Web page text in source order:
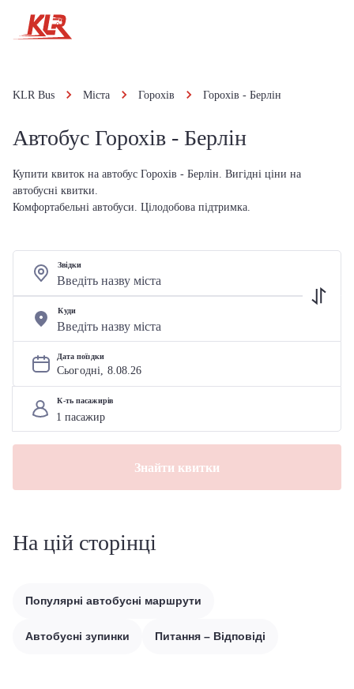
KLR Bus Міста Горохів Горохів - Берлін
Автобус Горохів - Берлін
Купити квиток на автобус Горохів - Берлін. Вигідні ціни на
автобусні квитки.
Комфортабельні автобуси. Цілодобова підтримка.
Звідки
Куди
Дата поїздки
Сьогодні, 8.08.26
К-ть пасажирів
Знайти квитки
На цій сторінці
Популярні автобусні маршрути
Автобусні зупинки Питання – Відповіді